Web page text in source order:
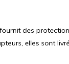
des
elles sont